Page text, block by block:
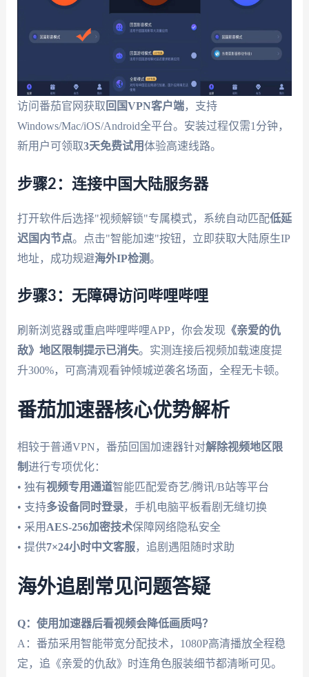
访问番茄官网获取 回国VPN客户端，支持
Windows/Mac/iOS/Android全平台。安装过程仅需1分钟，
新用户可领取3天免费试用体验高速线路。
步骤2：连接中国大陆服务器
打开软件后选择"视频解锁"专属模式，系统自动匹配低延
迟国内节点。点击"智能加速"按钮，立即获取大陆原生IP
地址，成功规避海外IP检测。
步骤3：无障碍访问哔哩哔哩
刷新浏览器或重启哔哩哔哩APP，你会发现《亲爱的仇
敌》地区限制提示已消失。实测连接后视频加载速度提
升300%，可高清观看钟倾城逆袭名场面，全程无卡顿。
番茄加速器核心优势解析
相较于普通VPN，番茄回国加速器针对解除视频地区限
制进行专项优化：
• 独有视频专用通道智能匹配爱奇艺/腾讯/B站等平台
• 支持多设备同时登录，手机电脑平板看剧无缝切换
• 采用 AES-256加密技术保障网络隐私安全
• 提供7×24小时中文客服，追剧遇阻随时求助
海外追剧常见问题答疑
Q：使用加速器后看视频会降低画质吗？
A：番茄采用智能带宽分配技术，1080P高清播放全程稳
定，追《亲爱的仇敌》时连角色服装细节都清晰可见。